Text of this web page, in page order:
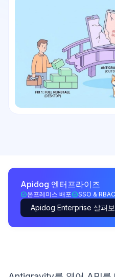
Apidog 엔터프라이즈
온프레미스 배포 SSO & RBAC
Apidog Enterprise 살펴